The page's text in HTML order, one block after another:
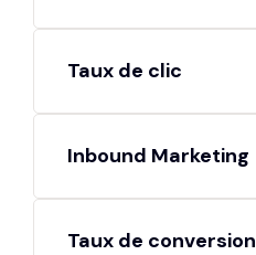
Taux de clic
Inbound Marketing
Taux de conversion